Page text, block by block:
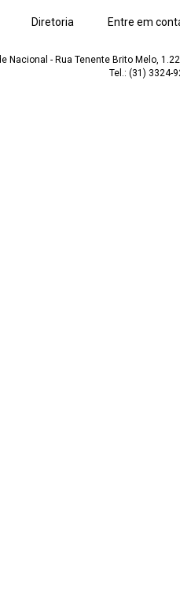
Diretoria Entre em
Nacional - Rua Tenente Brito Melo,
Tel.: (31) 3324-